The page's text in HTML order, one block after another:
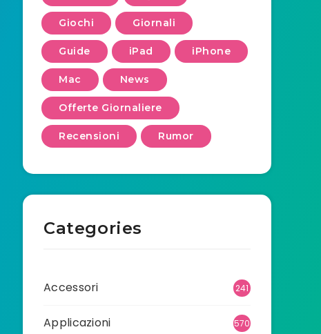
Giochi Giornali
Guide iPad iPhone
Mac News
Offerte Giornaliere
Recensioni Rumor
Categories
Accessori 241
Applicazioni 570